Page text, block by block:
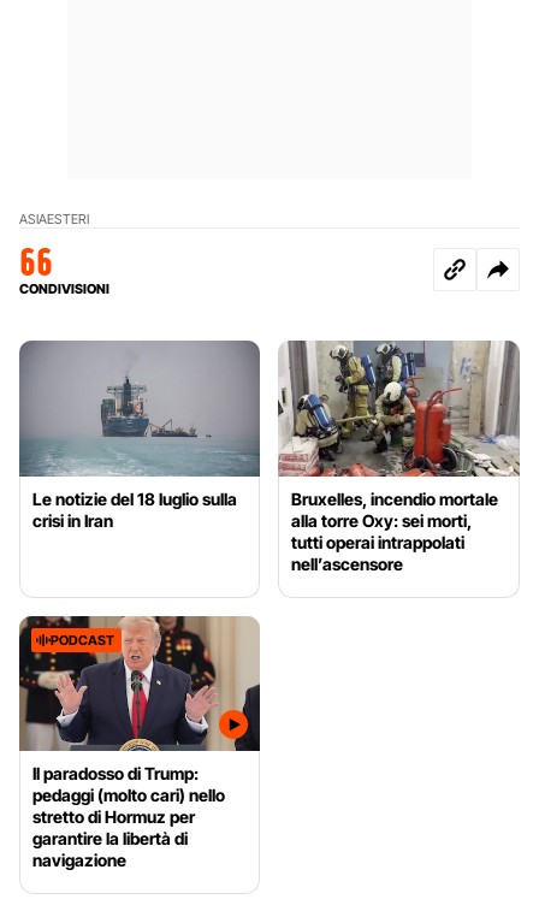
ASIAESTERI
66
CONDIVISIONI
Le notizie del 18 luglio sulla
crisi in Iran
Bruxelles, incendio mortale
alla torre Oxy: sei morti,
tutti operai intrappolati
nell’ascensore
PODCAST
Il paradosso di Trump:
pedaggi (molto cari) nello
stretto di Hormuz per
garantire la libertà di
navigazione